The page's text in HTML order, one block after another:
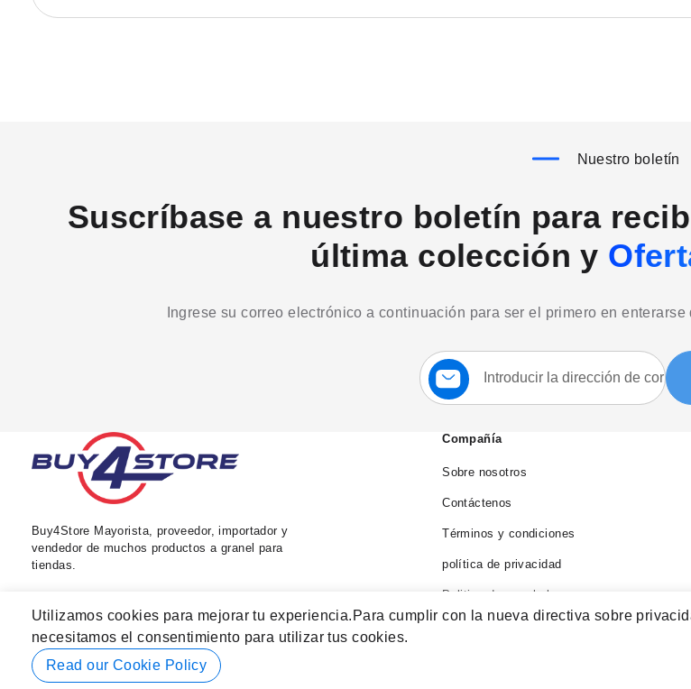
Utilizamos cookies para mejorar tu experiencia. Para cumplir con la nueva directiva sobre
necesitamos el consentimiento para utilizar tus cookies.
Read our Cookie Policy
Nuestro boletín
Suscríbase a nuestro boletín para
última colección y
Ingrese su correo electrónico a continuación para ser el primero en
Suscríbase
a
nuestro
Buy4Store Mayorista, proveedor, importador y
vendedor de muchos productos a granel para
tiendas.
Compañía
Sobre nosotros
Contáctenos
Términos y condiciones
política de privacidad
Politica de reembolso
© 2026 Buy4Store. Reservados Todos los Derechos.